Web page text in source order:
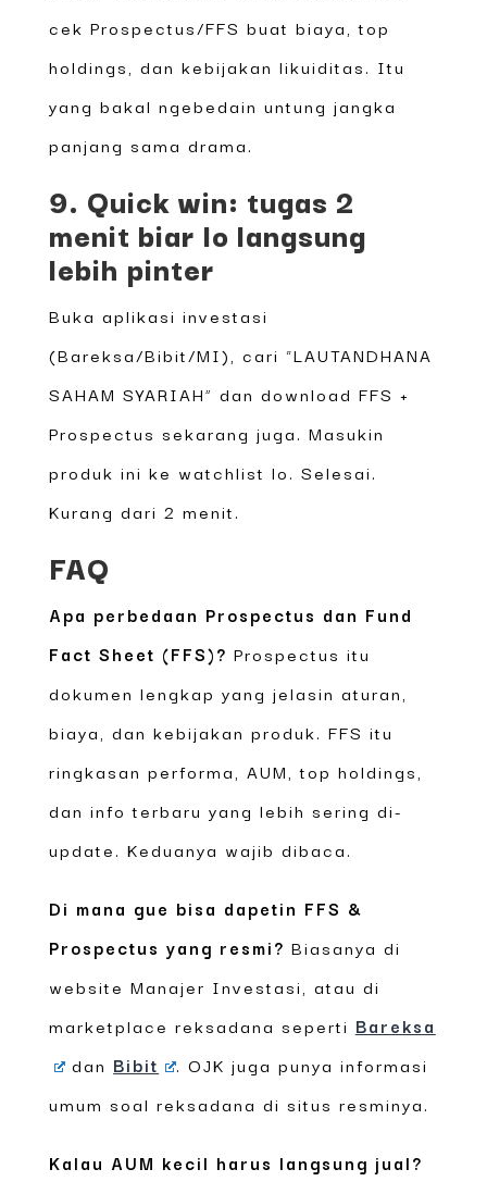
cek Prospectus/FFS buat biaya, top
holdings, dan kebijakan likuiditas. Itu
yang bakal ngebedain untung jangka
panjang sama drama.
9. Quick win: tugas 2
menit biar lo langsung
lebih pinter
Buka aplikasi investasi
(Bareksa/Bibit/MI), cari “LAUTANDHANA
SAHAM SYARIAH” dan download FFS +
Prospectus sekarang juga. Masukin
produk ini ke watchlist lo. Selesai.
Kurang dari 2 menit.
FAQ
Apa perbedaan Prospectus dan Fund
Fact Sheet (FFS)? Prospectus itu
dokumen lengkap yang jelasin aturan,
biaya, dan kebijakan produk. FFS itu
ringkasan performa, AUM, top holdings,
dan info terbaru yang lebih sering di-
update. Keduanya wajib dibaca.
Di mana gue bisa dapetin FFS &
Prospectus yang resmi? Biasanya di
website Manajer Investasi, atau di
marketplace reksadana seperti Bareksa
dan Bibit
. OJK juga punya informasi
umum soal reksadana di situs resminya.
Kalau AUM kecil harus langsung jual?